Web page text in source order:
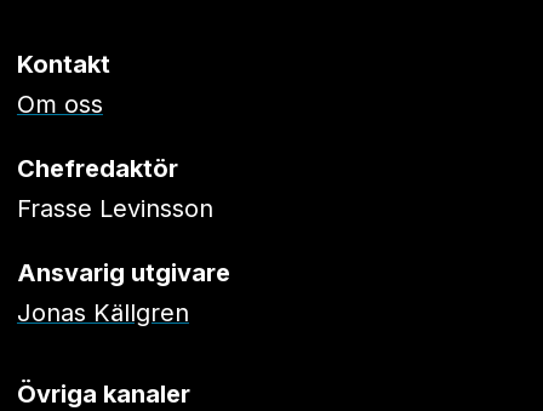
Kontakt
Om oss
Chefredaktör
Frasse Levinsson
Ansvarig utgivare
Jonas Källgren
Övriga kanaler